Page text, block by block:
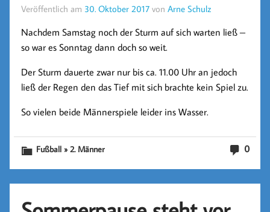
Veröffentlich am 30. Oktober 2017 vonArne Schulz
Nachdem Samstag noch der Sturm auf sich warten ließ –
so war es Sonntag dann doch so weit.
Der Sturm dauerte zwar nur bis ca. 11.00 Uhr an jedoch
ließ der Regen den das Tief mit sich brachte kein Spiel zu.
So vielen beide Männerspiele leider ins Wasser.
0
Fußball » 2. Männer